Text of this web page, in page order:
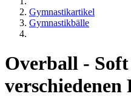
Gymnastikartikel
Gymnastikbälle
Overball -
verschiedenen